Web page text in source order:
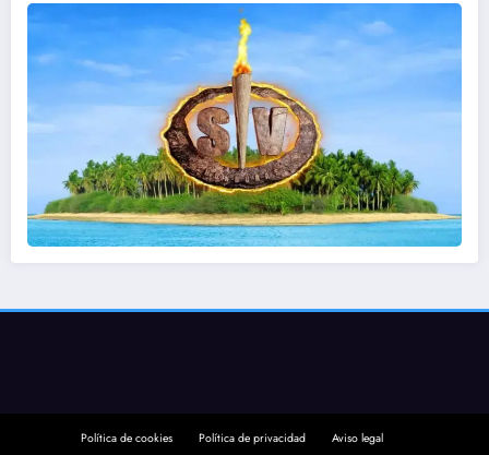
Política de cookies Política de privacidad Aviso legal